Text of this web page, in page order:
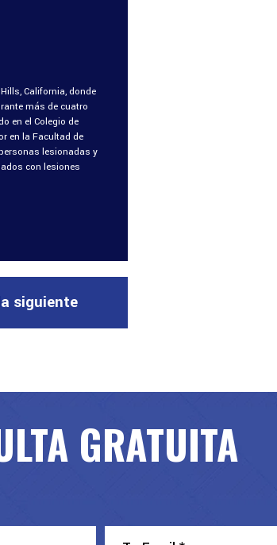
California, donde
más de cuatro
en el Colegio de
en la Facultad de
lesionadas y
con lesiones
siguiente
GRATUITA